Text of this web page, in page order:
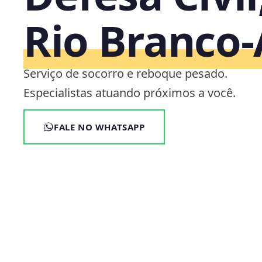
Rio
Serviço de socorro e reboque pesado.
Especialistas atuando próximos a você.
FALE NO WHATSAPP